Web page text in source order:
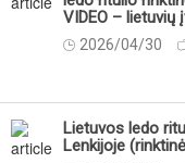
VIDEO – lietuvių
2026/04/30
Lietuvos ledo
Lenkijoje